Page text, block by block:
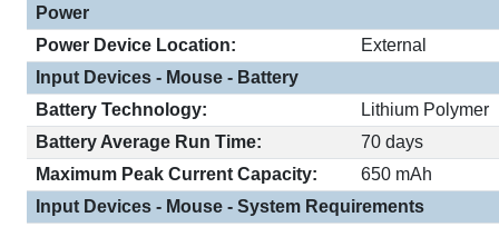
Power
Power Device Location:
External
Input Devices - Mouse - Battery
Battery Technology:
Lithium Polymer
Battery Average Run Time:
70 days
Maximum Peak Current Capacity:
650 mAh
Input Devices - Mouse - System Requirements